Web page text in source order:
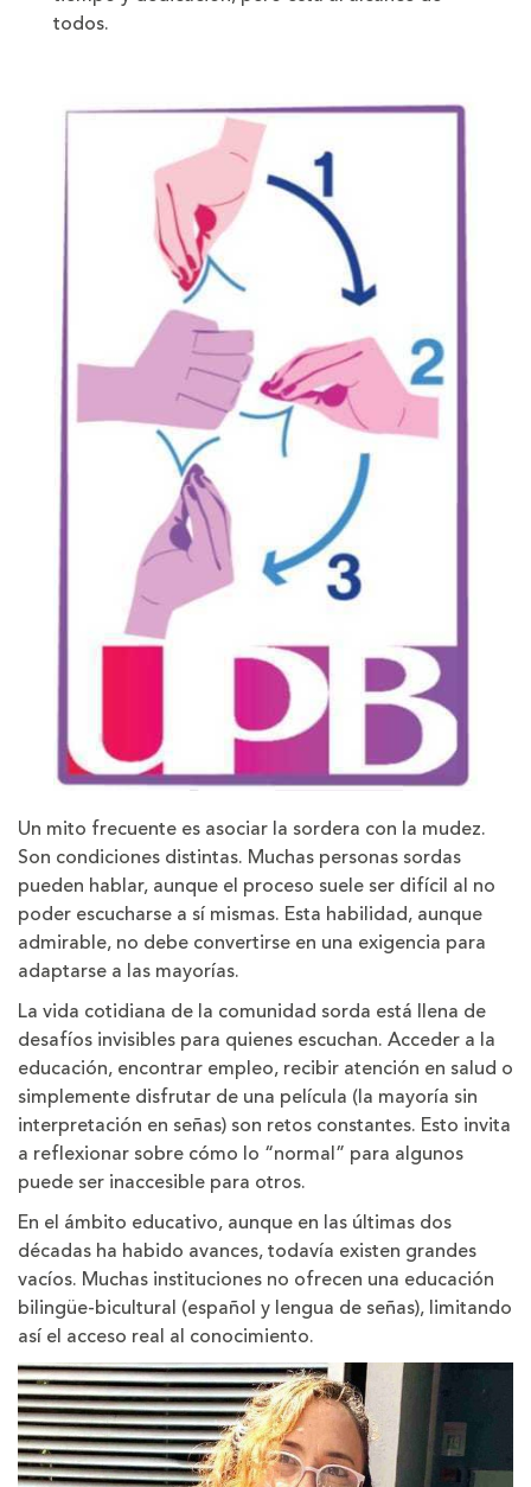
todos.
Un mito frecuente es asociar la sordera con la mudez.
Son condiciones distintas. Muchas personas sordas
pueden hablar, aunque el proceso suele ser difícil al no
poder escucharse a sí mismas. Esta habilidad, aunque
admirable, no debe convertirse en una exigencia para
adaptarse a las mayorías.
La vida cotidiana de la comunidad sorda está llena de
desafíos invisibles para quienes escuchan. Acceder a la
educación, encontrar empleo, recibir atención en salud o
simplemente disfrutar de una película (la mayoría sin
interpretación en señas) son retos constantes. Esto invita
a reflexionar sobre cómo lo “normal” para algunos
puede ser inaccesible para otros.
En el ámbito educativo, aunque en las últimas dos
décadas ha habido avances, todavía existen grandes
vacíos. Muchas instituciones no ofrecen una educación
bilingüe-bicultural (español y lengua de señas), limitando
así el acceso real al conocimiento.